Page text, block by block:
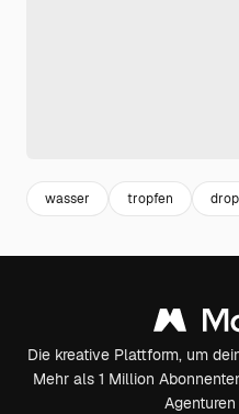
wasser tropfen
Die kreative Plattform, um
Mehr als 1 Million